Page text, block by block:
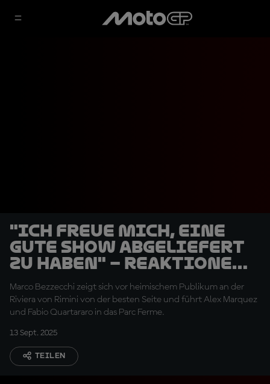
"Ich freue mich, eine
gute Show abgeliefert
zu haben" – Reaktionen
nach dem Q2
Marco Bezzecchi zeigt sich vor heimischem Publikum an der
Riviera von Rimini von der besten Seite und führt Alex Marquez
und Fabio Quartararo in das Parc Ferme.
13 Sept. 2025
TEILEN